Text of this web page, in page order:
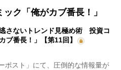
ク「俺がカブ番長！」
逃さないトレンド見極め術 投資コ
ブ番長！」【第11回】
スト」にて、圧倒的な情報量が